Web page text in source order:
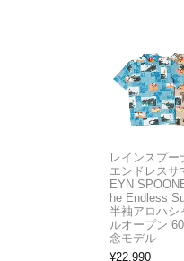
レインスプー
エンドレスサ
EYN
he Endless
半袖アロハシ
ルオープン
念モデル
¥22,990